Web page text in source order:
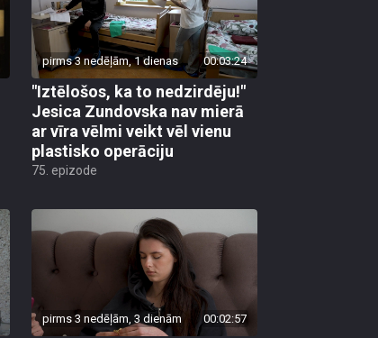
pirms 3 nedēļām, 1 dienas 00:03:24
"Iztēlošos, ka to nedzirdēju!"
Jesica Zundovska nav mierā
ar vīra vēlmi veikt vēl vienu
plastisko operāciju
75. epizode
pirms 3 nedēļām, 3 dienām 00:02:57